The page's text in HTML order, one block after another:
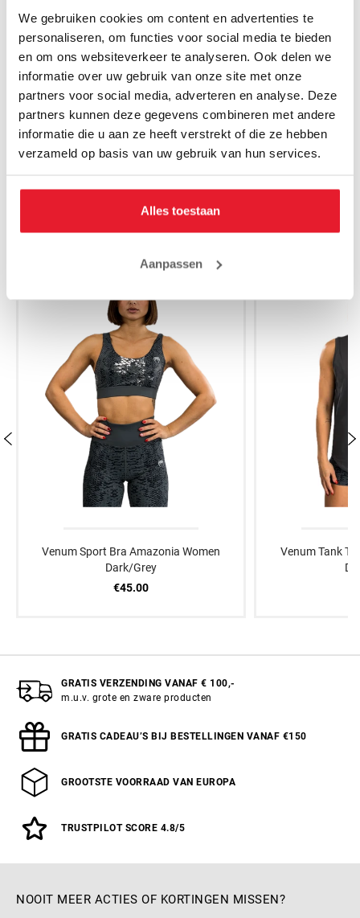
We gebruiken cookies om content en advertenties te
personaliseren, om functies voor social media te bieden
en om ons websiteverkeer te analyseren. Ook delen we
informatie over uw gebruik van onze site met onze
partners voor social media, adverteren en analyse. Deze
partners kunnen deze gegevens combineren met andere
informatie die u aan ze heeft verstrekt of die ze hebben
verzameld op basis van uw gebruik van hun services.
Alles toestaan
Aanpassen
Venum Bokshandschoenen Elite
Zwart/Zwart
€99.99
Venum
MAAK JE AANKOOP NOG BETER
Venum Sport Bra Amazonia Women
Dark/Grey
€45.00
Venum Tank
GRATIS VERZENDING VANAF € 100,-
m.u.v. grote en zware producten
GRATIS CADEAU’S BIJ BESTELLINGEN VANAF €150
GROOTSTE VOORRAAD VAN EUROPA
TRUSTPILOT SCORE 4.8/5
NOOIT MEER ACTIES OF KORTINGEN MISSEN?